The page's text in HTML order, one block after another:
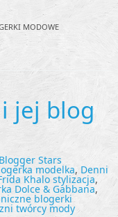
MODOWE
jej blog
Stars
modelka, Denni
Khalo stylizacja,
Dolce & Gabbana,
blogerki
twórcy mody